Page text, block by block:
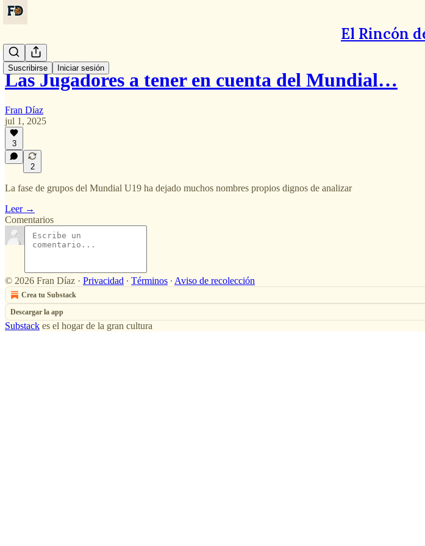
El Rincón
Suscribirse Iniciar sesión
Las Jugadores a tener en cuenta del Mundial…
Fran Díaz
jul 1, 2025
3
2
La fase de grupos del Mundial U19 ha dejado muchos nombres propios dignos de analizar
Leer →
Comentarios
© 2026 Fran Díaz · Privacidad ∙ Términos ∙ Aviso de recolección
Crea tu Substack
Descargar la app
Substack es el hogar de la gran cultura